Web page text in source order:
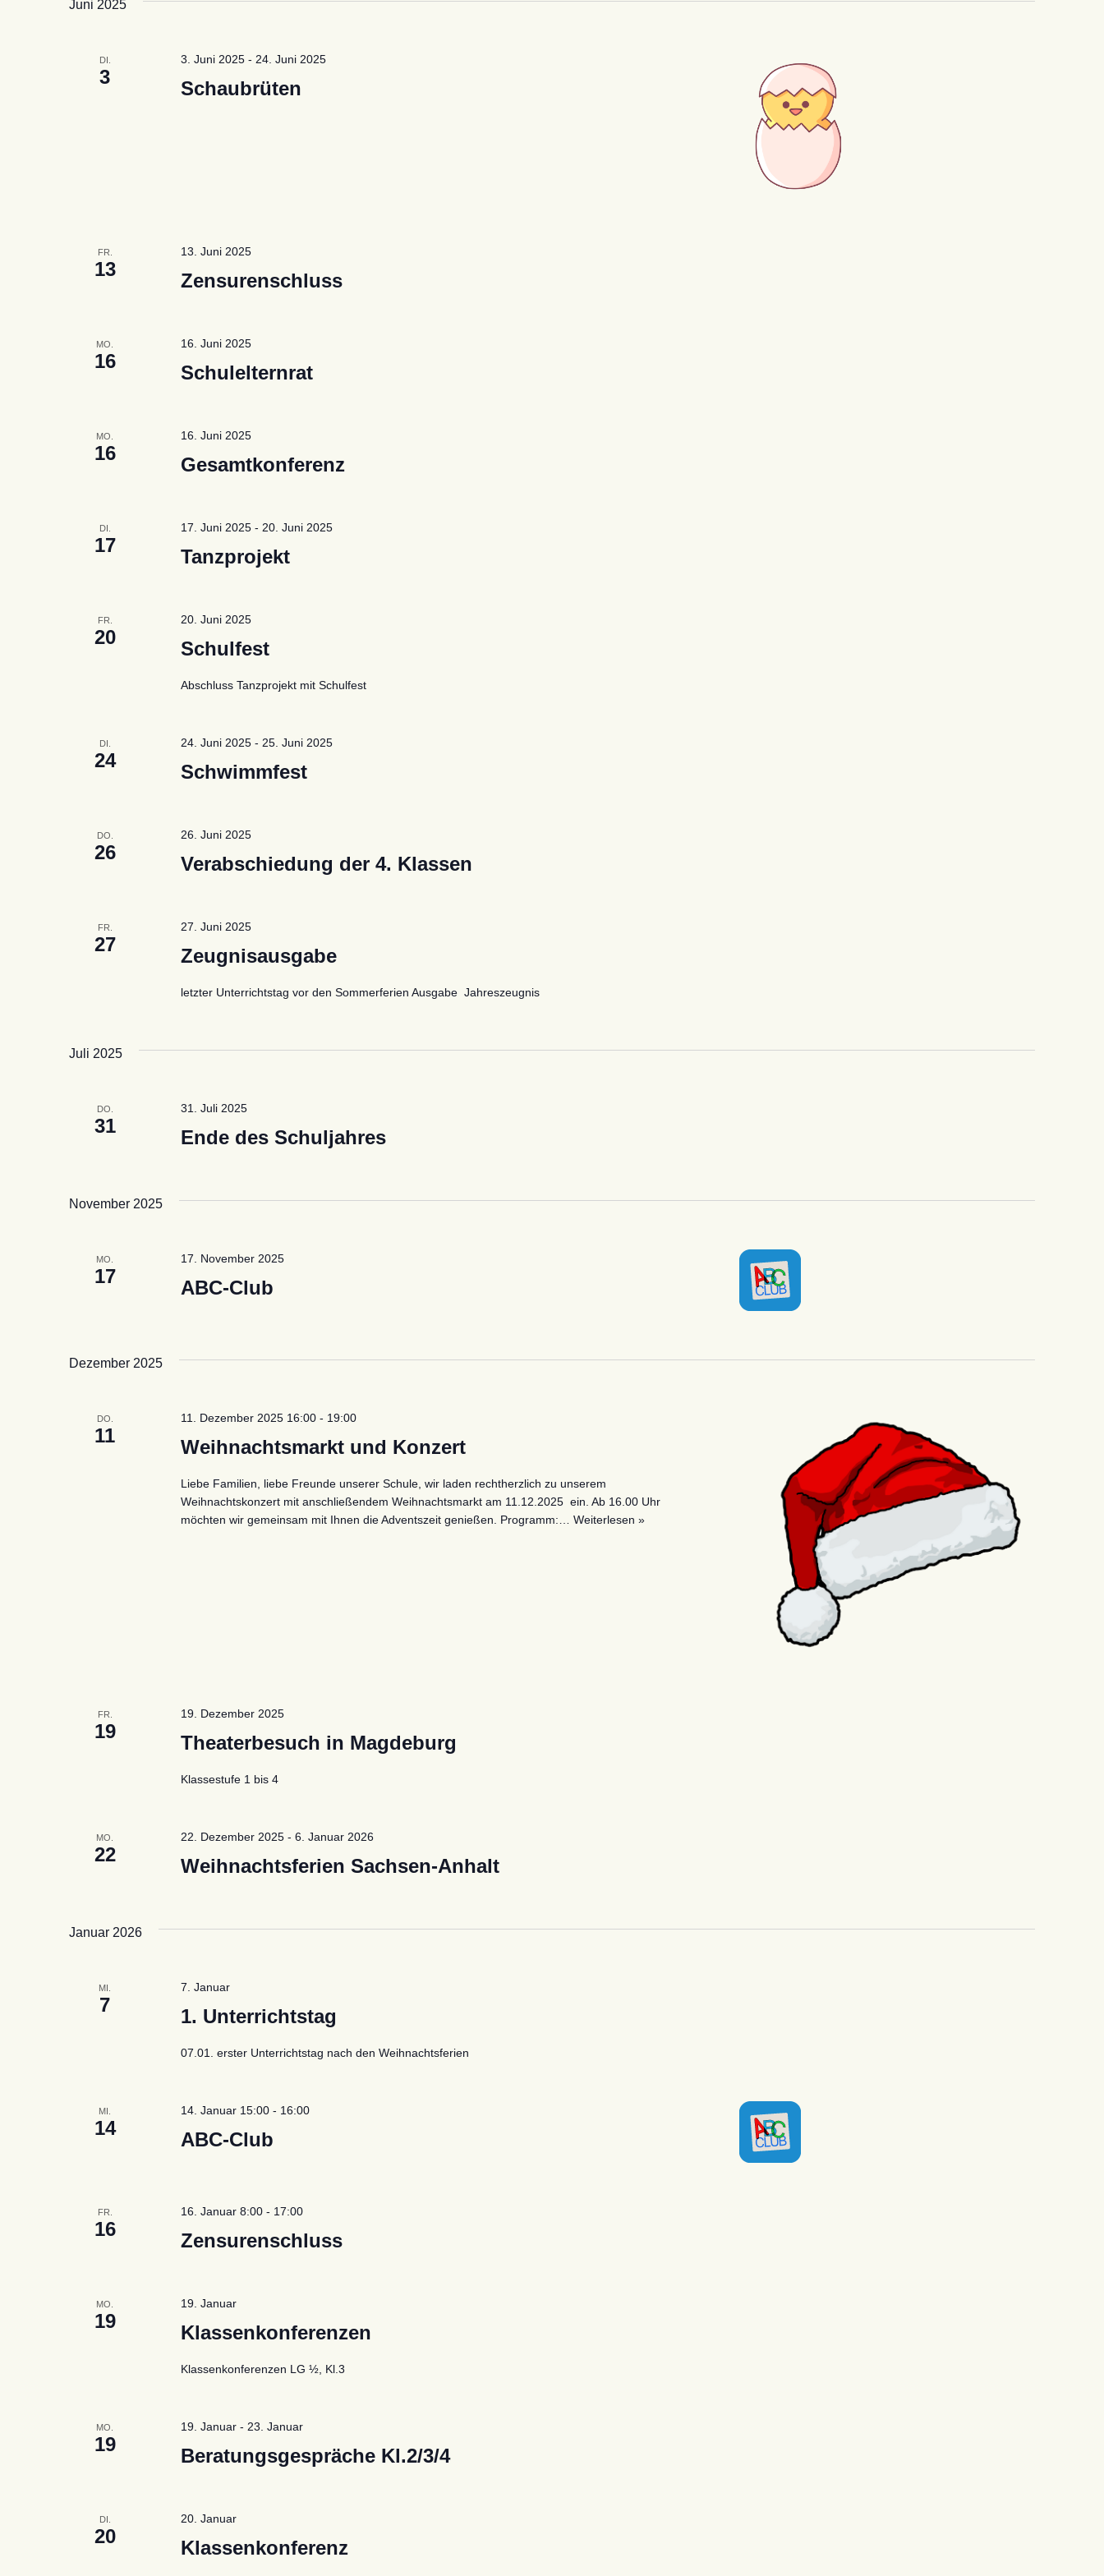
Juni 2025
DI.
3
Schaubrüten
3. Juni 2025- 24. Juni 2025
FR.
13
Zensurenschluss
13. Juni 2025
MO.
16
Schulelternrat
16. Juni 2025
MO.
16
Gesamtkonferenz
16. Juni 2025
DI.
17
Tanzprojekt
17. Juni 2025- 20. Juni 2025
FR.
20
Schulfest
20. Juni 2025
Abschluss Tanzprojekt mit Schulfest
DI.
24
Schwimmfest
24. Juni 2025- 25. Juni 2025
DO.
26
Verabschiedung der 4. Klassen
26. Juni 2025
FR.
27
Zeugnisausgabe
27. Juni 2025
letzter Unterrichtstag vor den Sommerferien Ausgabe Jahreszeugnis
Juli 2025
DO.
31
Ende des Schuljahres
31. Juli 2025
November 2025
MO.
17
ABC-Club
17. November 2025
Dezember 2025
DO.
11
Weihnachtsmarkt und Konzert
11. Dezember 2025 16:00- 19:00
Liebe Familien, liebe Freunde unserer Schule, wir laden rechtherzlich zu unserem
Weihnachtskonzert mit anschließendem Weihnachtsmarkt am 11.12.2025 ein. Ab 16.00 Uhr
möchten wir gemeinsam mit Ihnen die Adventszeit genießen. Programm:… Weiterlesen »
FR.
19
Theaterbesuch in Magdeburg
19. Dezember 2025
Klassestufe 1 bis 4
MO.
22
Weihnachtsferien Sachsen-Anhalt
22. Dezember 2025- 6. Januar 2026
Januar 2026
MI.
7
1. Unterrichtstag
7. Januar
07.01. erster Unterrichtstag nach den Weihnachtsferien
MI.
14
ABC-Club
14. Januar 15:00- 16:00
FR.
16
Zensurenschluss
16. Januar 8:00- 17:00
MO.
19
Klassenkonferenzen
19. Januar
Klassenkonferenzen LG ½, Kl.3
MO.
19
Beratungsgespräche Kl.2/3/4
19. Januar- 23. Januar
DI.
20
Klassenkonferenz
20. Januar